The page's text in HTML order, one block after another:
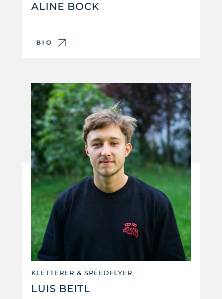
ALINE BOCK
BIO
KLETTERER & SPEEDFLYER
LUIS BEITL